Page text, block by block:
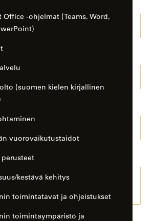
Office -ohjelmat (Teams, Word,
(suomen kielen kirjallinen
vuorovaikutustaidot
perusteet
kestävä kehitys
toimintatavat ja ohjeistukset
toimintaympäristö ja